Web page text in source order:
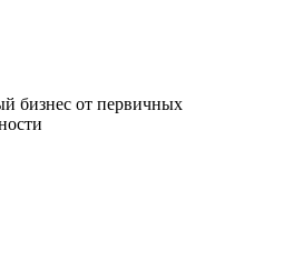
бизнес от первичных